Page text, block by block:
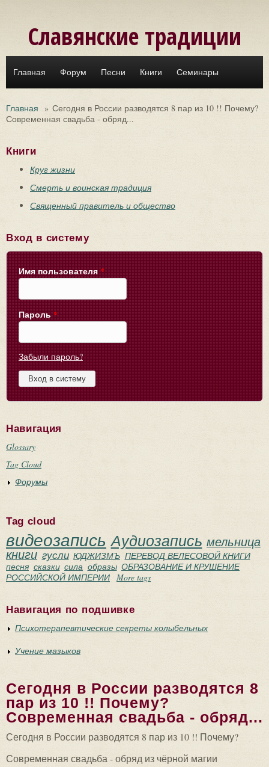
Славянские традиции
Главная Форум Песни Книги Семинары
Главная » Сегодня в России разводятся 8 пар из 10 !! Почему?
Современная свадьба - обряд...
Книги
Круг жизни
Смерть и воинская традиция
Священный правитель и общество
Вход в систему
Имя пользователя *
Пароль *
Забыли пароль?
Навигация
Glossary
Tag Cloud
Форумы
Tag cloud
видеозапись Аудиозапись мельница
книги гусли ЮДЖИЗМЪ ПЕРЕВОД ВЕЛЕСОВОЙ КНИГИ
песня сказки сила образы ОБРАЗОВАНИЕ И КРУШЕНИЕ
РОССИЙСКОЙ ИМПЕРИИ
More tags
Навигация по подшивке
Психотерапевтические секреты колыбельных
Учение мазыков
Сегодня в России разводятся 8
пар из 10 !! Почему?
Современная свадьба - обряд...
Сегодня в России разводятся 8 пар из 10 !! Почему?
Современная свадьба - обряд из чёрной магии